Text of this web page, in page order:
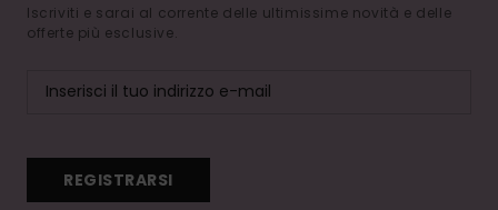
Iscriviti e sarai al corrente delle ultimissime novità e delle
offerte più esclusive.
REGISTRARSI